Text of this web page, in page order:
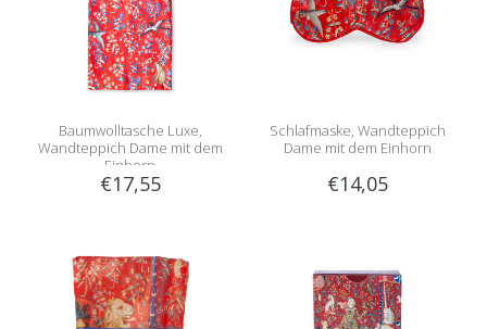
Baumwolltasche Luxe,
Wandteppich Dame mit dem
Einhorn
€17,55
Schlafmaske, Wandteppich
Dame mit dem Einhorn
€14,05